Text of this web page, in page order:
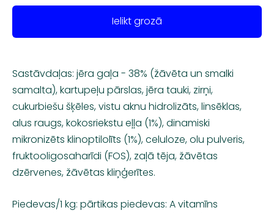
Ielikt grozā
Sastāvdaļas: jēra gaļa - 38% (žāvēta un smalki
samalta), kartupeļu pārslas, jēra tauki, zirņi,
cukurbiešu šķēles, vistu aknu hidrolizāts, linsēklas,
alus raugs, kokosriekstu eļļa (1%), dinamiski
mikronizēts klinoptilolīts (1%), celuloze, olu pulveris,
fruktooligosaharīdi (FOS), zaļā tēja, žāvētas
dzērvenes, žāvētas kliņģerītes.
Piedevas/1 kg: pārtikas piedevas: A vitamīns